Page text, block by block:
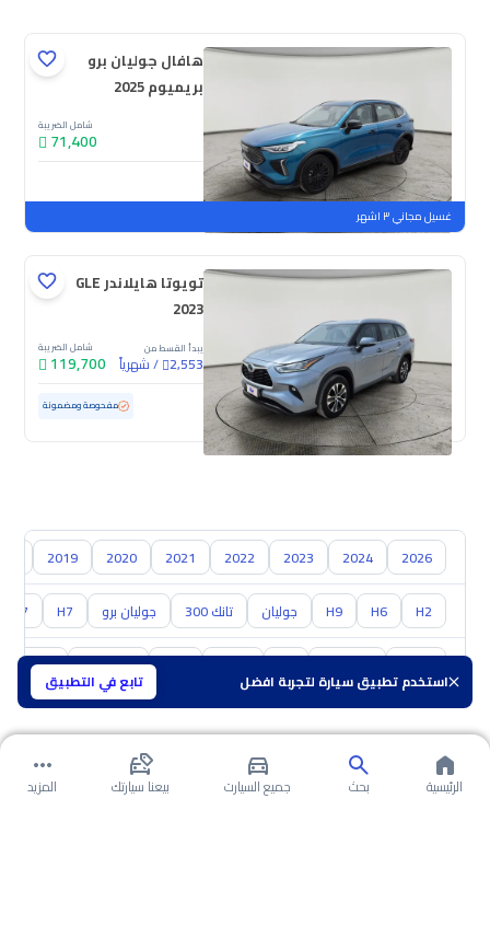
استخدم تطبيق سيارة لتجربة افضل تابع في التطبيق
هافال جوليان برو
بريميوم 2025
شامل الضريبة
71,400
جديدة
ملوحة
غسيل مجاني ٣ اشهر
تويوتا هايلاندر GLE
2023
يبدأ القسط من
2,553
/شهرياً
شامل الضريبة
119,700
مستعملة 54,134 كم مفحوصة ومضمونة
2026
2024
2023
2022
2021
2020
2019
H2
H6
H9 جوليان تانك 300 جوليان برو H7
V7
سوزوكي GAC
الرئيسية بحث جميع السيارت بيعنا سيارتك المزيد